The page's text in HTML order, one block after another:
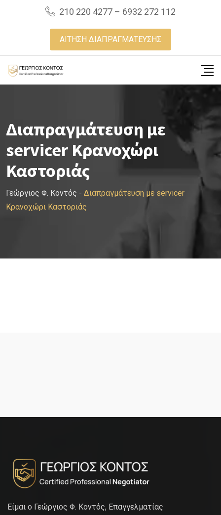
210 220 4277 – 6932 272 112
ΑΙΤΗΣΗ ΔΙΑΠΡΑΓΜΑΤΕΥΣΗΣ
Διαπραγμάτευση με
servicer Κρανοχώρι
Καστοριάς
Γεώργιος Φ. Κοντός - Διαπραγμάτευση με servicer
Κρανοχώρι Καστοριάς
Είμαι ο Γεώργιος Φ. Κοντός, Επαγγελματίας